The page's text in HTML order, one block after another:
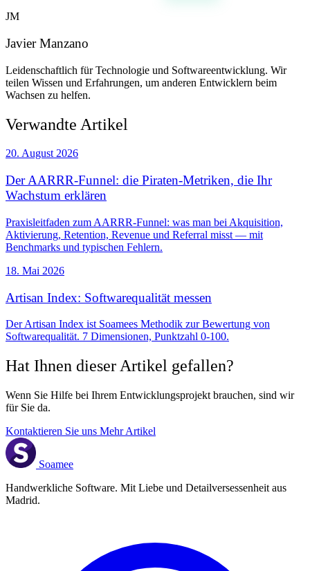
JM
Javier Manzano
Leidenschaftlich für Technologie und Softwareentwicklung. Wir
teilen Wissen und Erfahrungen, um anderen Entwicklern beim
Wachsen zu helfen.
Verwandte Artikel
20. August 2026
Der AARRR-Funnel: die Piraten-Metriken, die Ihr
Wachstum erklären
Praxisleitfaden zum AARRR-Funnel: was man bei Akquisition,
Aktivierung, Retention, Revenue und Referral misst — mit
Benchmarks und typischen Fehlern.
18. Mai 2026
Artisan Index: Softwarequalität messen
Der Artisan Index ist Soamees Methodik zur Bewertung von
Softwarequalität. 7 Dimensionen, Punktzahl 0-100.
Hat Ihnen dieser Artikel gefallen?
Wenn Sie Hilfe bei Ihrem Entwicklungsprojekt brauchen, sind wir
für Sie da.
Kontaktieren Sie uns Mehr Artikel
Soamee
Handwerkliche Software. Mit Liebe und Detailversessenheit aus
Madrid.